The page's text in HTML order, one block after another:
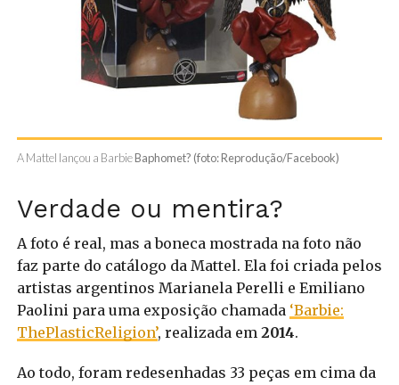
A Mattel lançou a BarbieBaphomet? (foto: Reprodução/Facebook)
Verdade ou mentira?
A foto é real, mas a boneca mostrada na foto não
faz parte do catálogo da Mattel. Ela foi criada pelos
artistas argentinos Marianela Perelli e Emiliano
Paolini para uma exposição chamada ‘Barbie:
ThePlasticReligion’, realizada em 2014.
Ao todo, foram redesenhadas 33 peças em cima da